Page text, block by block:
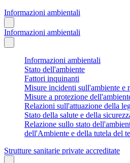
Informazioni ambientali
Informazioni ambientali
Informazioni ambientali
Stato dell'ambiente
Fattori inquinanti
Misure incidenti sull'ambiente e
Misure a protezione
Relazioni sull'attuazione della
Stato della salute e della
Relazione sullo stato
dell'Ambiente e della tutela del
Strutture sanitarie private accreditate